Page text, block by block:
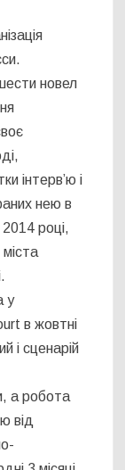
новел
інтерв’ю і
нею в
2014 році,
у
в жовтні
і сценарій
а робота
від